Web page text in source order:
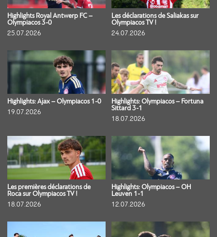
Highlights Royal Antwerp FC –
Olympiacos 3-0
25.07.2026
Les déclarations de Saliakas sur
Olympiacos TV !
24.07.2026
Highlights: Ajax – Olympiacos 1-0
19.07.2026
Highlights: Olympiacos – Fortuna
Sittard 3-1
18.07.2026
Les premières déclarations de
Roca sur Olympiacos TV !
18.07.2026
Highlights: Olympiacos – OH
Leuven 1-1
12.07.2026